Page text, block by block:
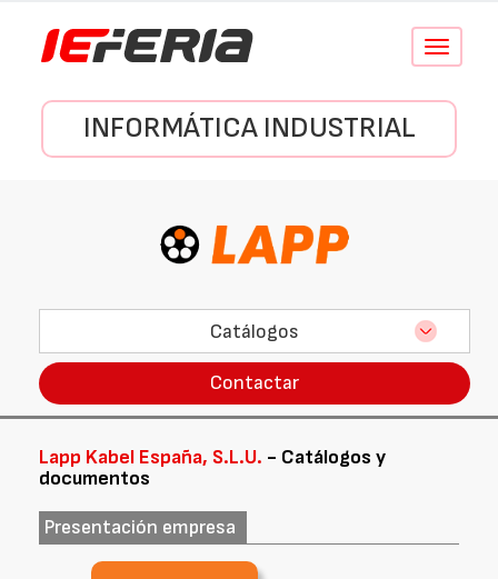
Conmutar
INFORMÁTICA INDUSTRIAL
Catálogos
Contactar
Lapp Kabel España, S.L.U. - Catálogos y
documentos
Presentación empresa